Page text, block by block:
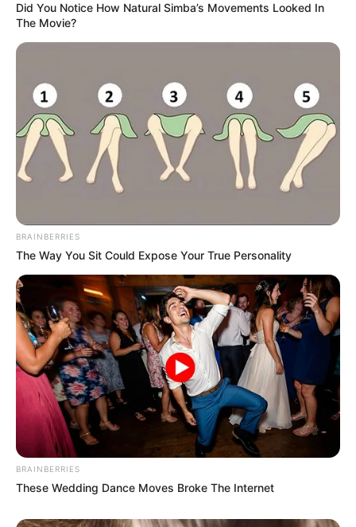
Did You Notice How Natural Simba’s Movements Looked In
The Movie?
BRAINBERRIES
The Way You Sit Could Expose Your True Personality
BRAINBERRIES
These Wedding Dance Moves Broke The Internet